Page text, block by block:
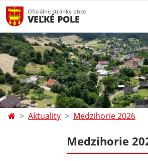
Oficiálne stránky obce
VEĽKÉ POLE
Aktuality Medzihorie 2026
Medzihorie